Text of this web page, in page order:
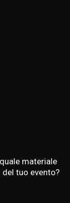
materiale
tuo evento?